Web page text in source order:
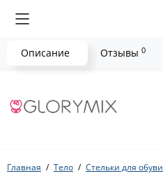
Главная Тело Стельки для обуви
Описание Отзывы 0